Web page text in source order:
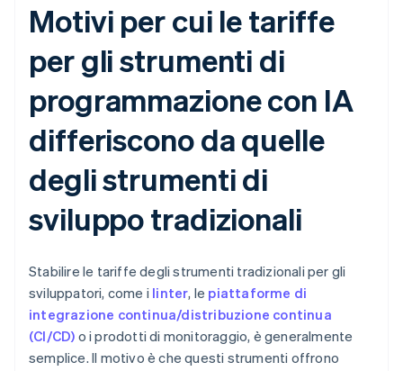
Motivi per cui le tariffe
per gli strumenti di
programmazione con IA
differiscono da quelle
degli strumenti di
sviluppo tradizionali
Stabilire le tariffe degli strumenti tradizionali per gli
sviluppatori, come i linter, le piattaforme di
integrazione continua/distribuzione continua
(CI/CD) o i prodotti di monitoraggio, è generalmente
semplice. Il motivo è che questi strumenti offrono